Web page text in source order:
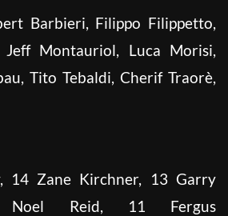
Barbieri, Filippo Filippetto,
Jeff Montauriol, Luca Morisi,
Tito Tebaldi, Cherif Traorè,
14 Zane Kirchner, 13 Garry
Noel Reid, 11 Fergus